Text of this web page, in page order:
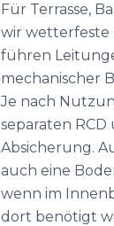
Für Terrasse,
wir wetterfeste
führen
mechanischer
Je nach
separaten RCD
Absicherung.
auch eine
wenn im
dort benötigt